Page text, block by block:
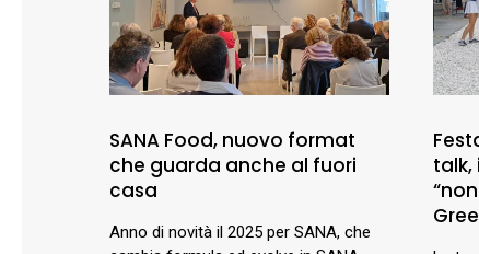
SANA Food, nuovo format
che guarda anche al fuori
casa
Anno di novità il 2025 per SANA, che
talk,